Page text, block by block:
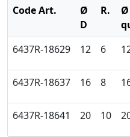
Code Art.
Ø
D
R.
Ø
6437R-18629 12 6
6437R-18637 16 8
6437R-18641 20 10